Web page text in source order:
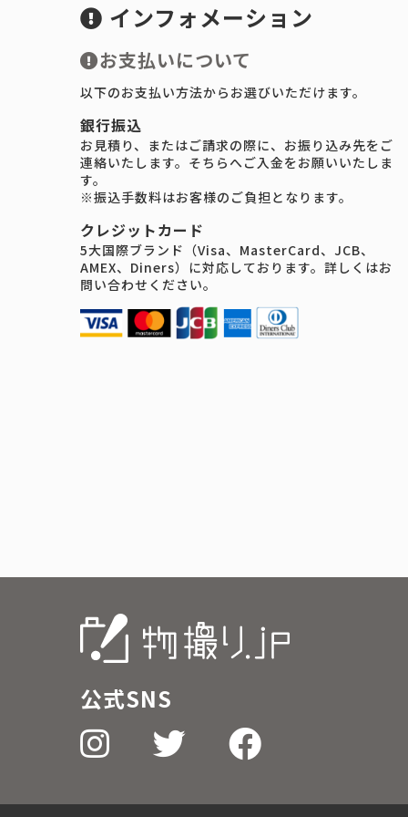
インフォメーション
お支払いについて
以下のお支払い方法からお選びいただけます。
銀行振込
お見積り、またはご請求の際に、お振り込み先をご
連絡いたします。そちらへご入金をお願いいたしま
す。
※振込手数料はお客様のご負担となります。
クレジットカード
5大国際ブランド（Visa、MasterCard、JCB、
AMEX、Diners）に対応しております。詳しくはお
問い合わせください。
公式SNS